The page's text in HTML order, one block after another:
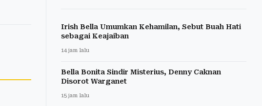
Irish Bella Umumkan Kehamilan, Sebut Buah Hati
sebagai Keajaiban
14 jam lalu
Bella Bonita Sindir Misterius, Denny Caknan
Disorot Warganet
15 jam lalu